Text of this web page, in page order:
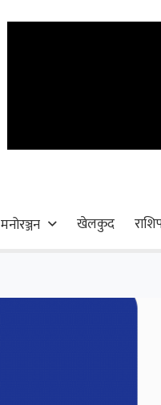
मनोरञ्जन खेलकुद